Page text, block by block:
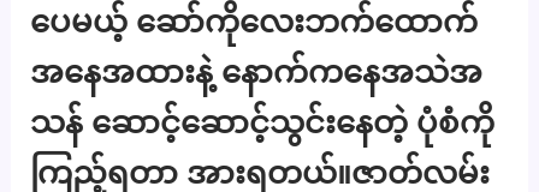
ပေမယ့် ဆော်ကိုလေးဘက်ထောက်
အနေအထားနဲ့ နောက်ကနေအသဲအ
သန် ဆောင့်ဆောင့်သွင်းနေတဲ့ ပုံစံကို
ကြည့်ရတာ အားရတယ်။ဇာတ်လမ်း